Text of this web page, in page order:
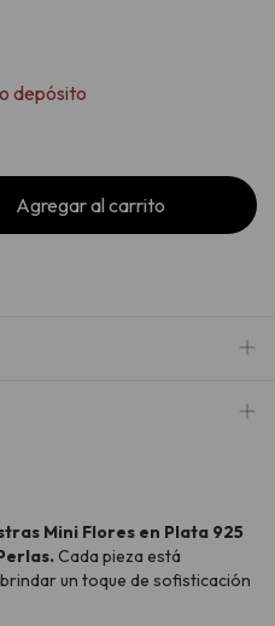
depósito
Mini Flores en Plata 925
Cada pieza está
un toque de sofisticación